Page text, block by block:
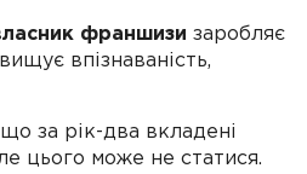
франшизи заробляє
впізнаваність,
за рік-два вкладені
цього може не статися.